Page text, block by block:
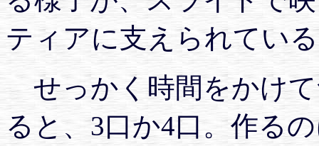
ティアに支えられてい
せっかく時間をかけて
ると、3口か4口。作る